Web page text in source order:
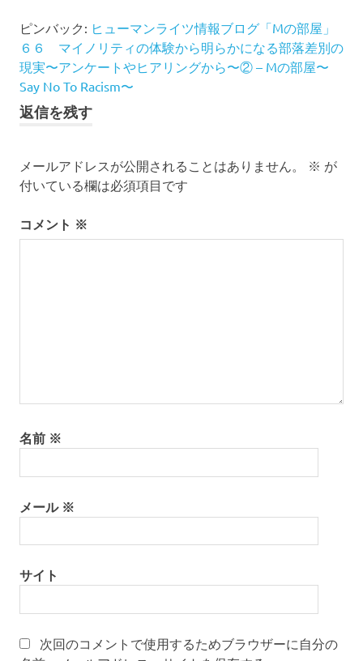
ピンバック: ヒューマンライツ情報ブログ「Mの部屋」
６６ マイノリティの体験から明らかになる部落差別の
現実〜アンケートやヒアリングから〜② – Mの部屋〜
Say No To Racism〜
返信を残す
メールアドレスが公開されることはありません。 ※ が
付いている欄は必須項目です
コメント ※
名前 ※
メール ※
サイト
次回のコメントで使用するためブラウザーに自分の